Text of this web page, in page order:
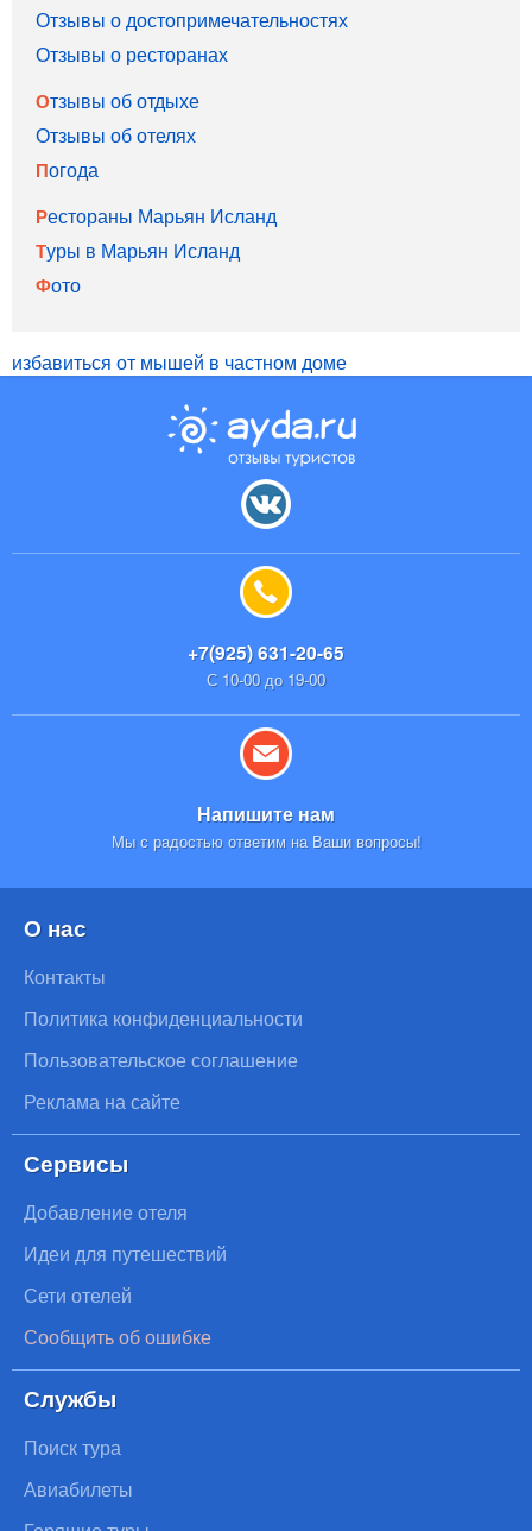
Отзывы о достопримечательностях
Отзывы о ресторанах
Отзывы об отдыхе
Отзывы об отелях
Погода
Рестораны Марьян Исланд
Туры в Марьян Исланд
Фото
избавиться от мышей в частном доме
+7(925) 631-20-65
С 10-00 до 19-00
Напишите нам
Мы с радостью ответим на Ваши вопросы!
О нас
Контакты
Политика конфиденциальности
Пользовательское соглашение
Реклама на сайте
Сервисы
Добавление отеля
Идеи для путешествий
Сети отелей
Сообщить об ошибке
Службы
Поиск тура
Авиабилеты